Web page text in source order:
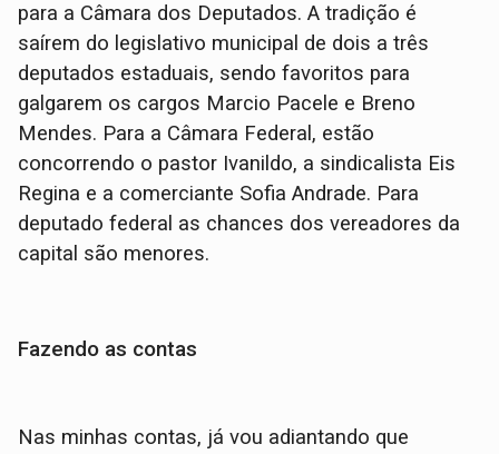
para a Câmara dos Deputados. A tradição é
saírem do legislativo municipal de dois a três
deputados estaduais, sendo favoritos para
galgarem os cargos Marcio Pacele e Breno
Mendes. Para a Câmara Federal, estão
concorrendo o pastor Ivanildo, a sindicalista Eis
Regina e a comerciante Sofia Andrade. Para
deputado federal as chances dos vereadores da
capital são menores.
Fazendo as contas
Nas minhas contas, já vou adiantando que